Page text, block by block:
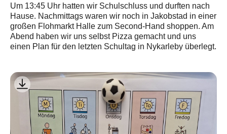
Um 13:45 Uhr hatten wir Schulschluss und durften nach
Hause. Nachmittags waren wir noch in Jakobstad in einer
großen Flohmarkt Halle zum Second-Hand shoppen. Am
Abend haben wir uns selbst Pizza gemacht und uns
einen Plan für den letzten Schultag in Nykarleby überlegt.